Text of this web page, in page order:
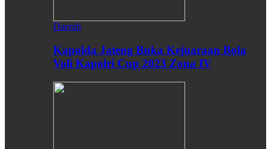
Daerah
Kapolda Jateng Buka Kejuaraan Bola
Voli Kapolri Cup 2023 Zona IV